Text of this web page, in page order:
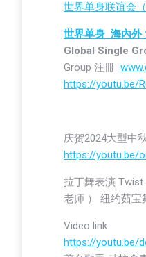
世界单身联谊会
世界单身 海內外
Global Single
Group 注冊
https://youtu.be/
庆贺2024大型中
https://youtu.be/
拉丁舞表演 Twist
老师 ） 纽约茹宝
Video link
https://youtu.be/